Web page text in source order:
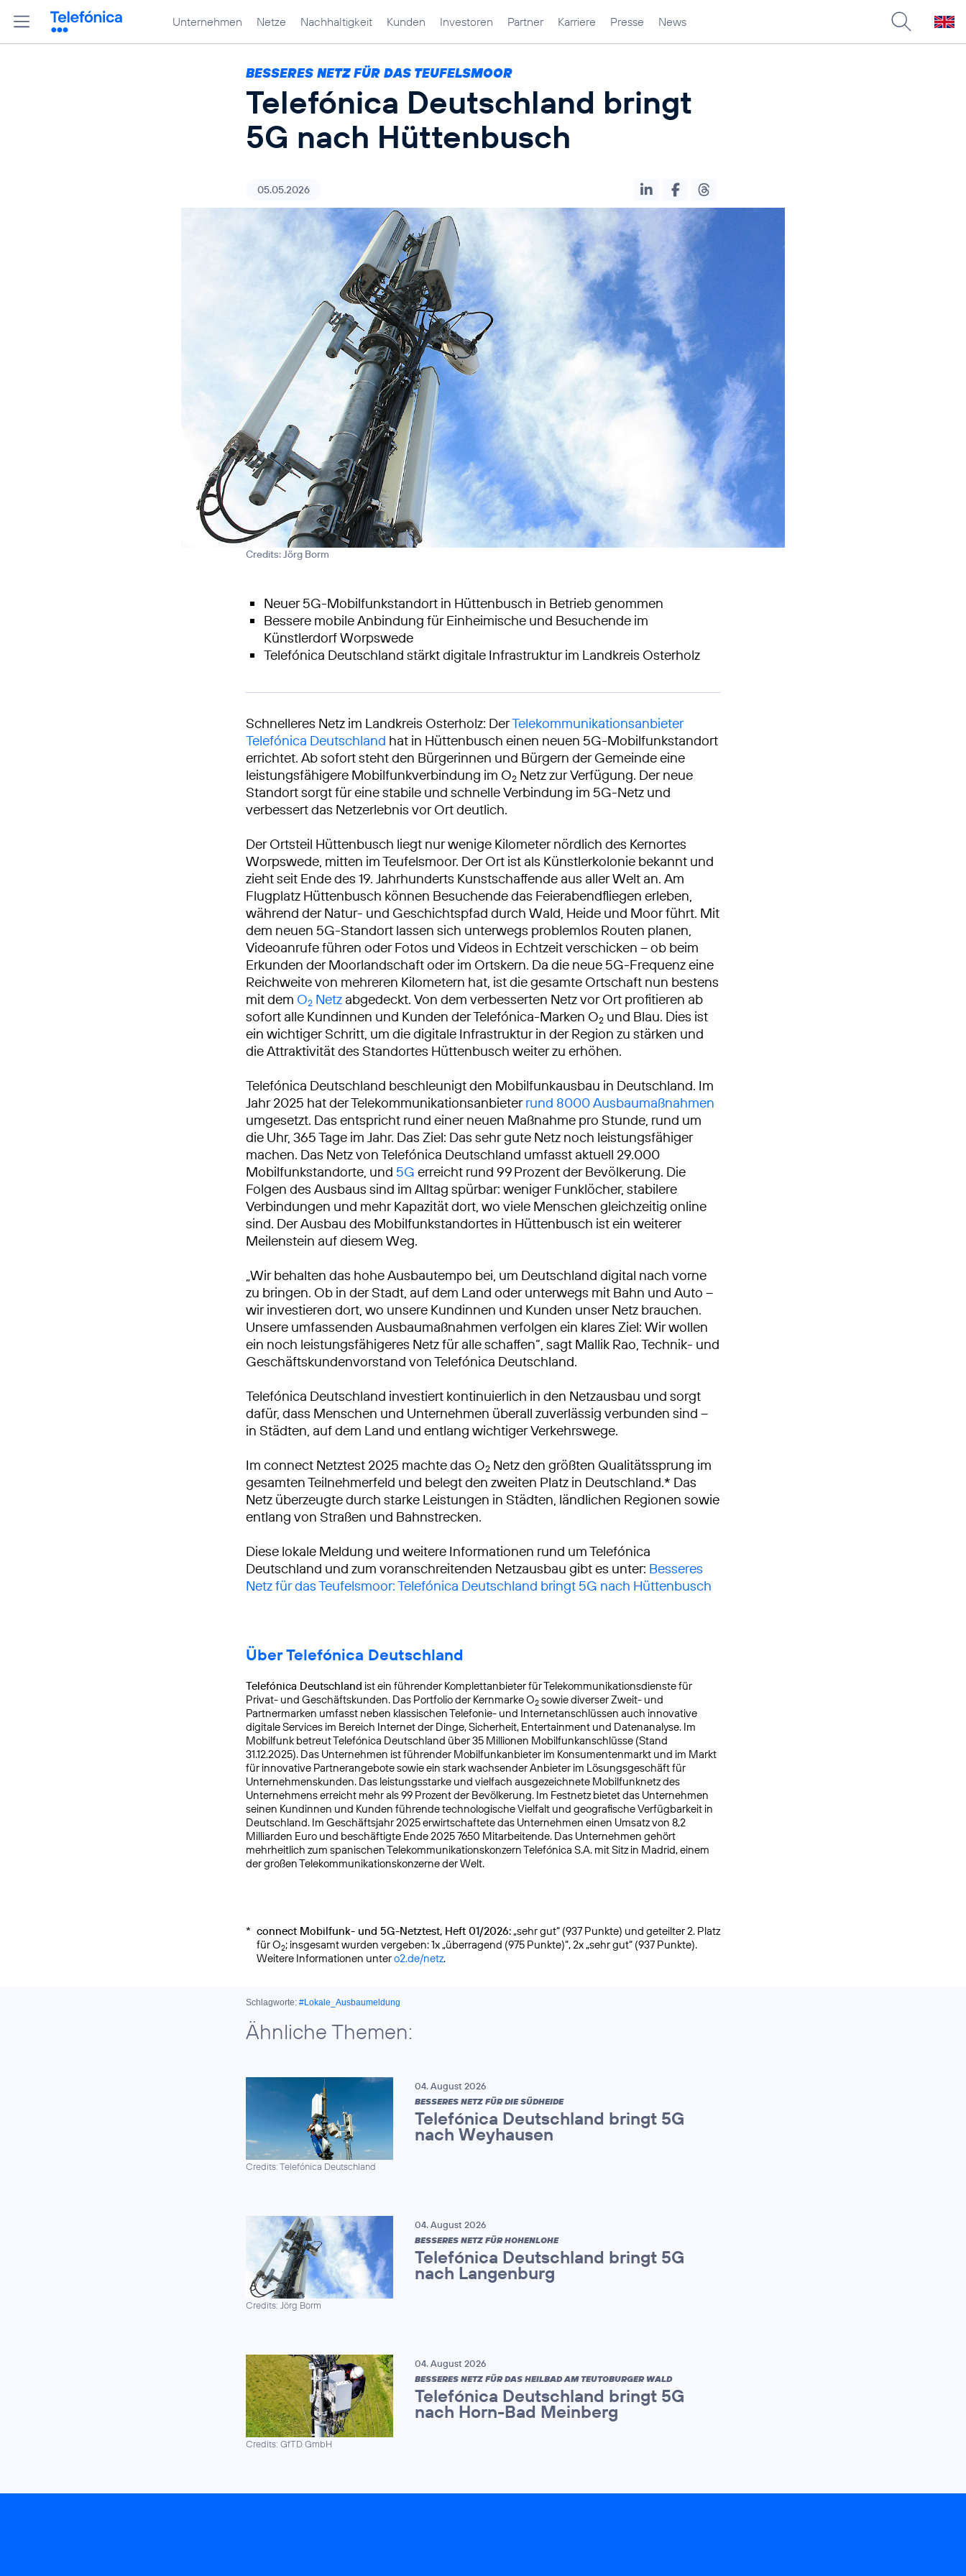
Unternehmen Netze Nachhaltigkeit Kunden Investoren Partner Karriere Presse News
BESSERES NETZ FÜR DAS TEUFELSMOOR
Telefónica Deutschland bringt
5G nach Hüttenbusch
05.05.2026
Credits: Jörg Borm
Neuer 5G-Mobilfunkstandort in Hüttenbusch in Betrieb genommen
Bessere mobile Anbindung für Einheimische und Besuchende im
Künstlerdorf Worpswede
Telefónica Deutschland stärkt digitale Infrastruktur im Landkreis Osterholz
Schnelleres Netz im Landkreis Osterholz: DerTelekommunikationsanbieter
Telefónica Deutschland hat in Hüttenbusch einen neuen 5G-Mobilfunkstandort
errichtet. Ab sofort steht den Bürgerinnen und Bürgern der Gemeinde eine
leistungsfähigere Mobilfunkverbindung im O2 Netz zur Verfügung. Der neue
Standort sorgt für eine stabile und schnelle Verbindung im 5G-Netz und
verbessert das Netzerlebnis vor Ort deutlich.
Der Ortsteil Hüttenbusch liegt nur wenige Kilometer nördlich des Kernortes
Worpswede, mitten im Teufelsmoor. Der Ort ist als Künstlerkolonie bekannt und
zieht seit Ende des 19. Jahrhunderts Kunstschaffende aus aller Welt an. Am
Flugplatz Hüttenbusch können Besuchende das Feierabendfliegen erleben,
während der Natur- und Geschichtspfad durch Wald, Heide und Moor führt. Mit
dem neuen 5G-Standort lassen sich unterwegs problemlos Routen planen,
Videoanrufe führen oder Fotos und Videos in Echtzeit verschicken – ob beim
Erkunden der Moorlandschaft oder im Ortskern. Da die neue 5G-Frequenz eine
Reichweite von mehreren Kilometern hat, ist die gesamte Ortschaft nun bestens
mit dem O2 Netz abgedeckt. Von dem verbesserten Netz vor Ort profitieren ab
sofort alle Kundinnen und Kunden der Telefónica-Marken O2 und Blau. Dies ist
ein wichtiger Schritt, um die digitale Infrastruktur in der Region zu stärken und
die Attraktivität des Standortes Hüttenbusch weiter zu erhöhen.
Telefónica Deutschland beschleunigt den Mobilfunkausbau in Deutschland. Im
Jahr 2025 hat der Telekommunikationsanbieterrund 8000 Ausbaumaßnahmen
umgesetzt. Das entspricht rund einer neuen Maßnahme pro Stunde, rund um
die Uhr, 365 Tage im Jahr. Das Ziel: Das sehr gute Netz noch leistungsfähiger
machen. Das Netz von Telefónica Deutschland umfasst aktuell 29.000
Mobilfunkstandorte, und 5G erreicht rund 99 Prozent der Bevölkerung. Die
Folgen des Ausbaus sind im Alltag spürbar: weniger Funklöcher, stabilere
Verbindungen und mehr Kapazität dort, wo viele Menschen gleichzeitig online
sind. Der Ausbau des Mobilfunkstandortes in Hüttenbusch ist ein weiterer
Meilenstein auf diesem Weg.
„Wir behalten das hohe Ausbautempo bei, um Deutschland digital nach vorne
zu bringen. Ob in der Stadt, auf dem Land oder unterwegs mit Bahn und Auto –
wir investieren dort, wo unsere Kundinnen und Kunden unser Netz brauchen.
Unsere umfassenden Ausbaumaßnahmen verfolgen ein klares Ziel: Wir wollen
ein noch leistungsfähigeres Netz für alle schaffen“, sagt Mallik Rao, Technik- und
Geschäftskundenvorstand von Telefónica Deutschland.
Telefónica Deutschland investiert kontinuierlich in den Netzausbau und sorgt
dafür, dass Menschen und Unternehmen überall zuverlässig verbunden sind –
in Städten, auf dem Land und entlang wichtiger Verkehrswege.
Im connect Netztest 2025 machte das O2 Netz den größten Qualitätssprung im
gesamten Teilnehmerfeld und belegt den zweiten Platz in Deutschland.* Das
Netz überzeugte durch starke Leistungen in Städten, ländlichen Regionen sowie
entlang von Straßen und Bahnstrecken.
Diese lokale Meldung und weitere Informationen rund um Telefónica
Deutschland und zum voranschreitenden Netzausbau gibt es unter: Besseres
Netz für das Teufelsmoor: Telefónica Deutschland bringt 5G nach Hüttenbusch
Über Telefónica Deutschland
Telefónica Deutschland ist ein führender Komplettanbieter für Telekommunikationsdienste für
Privat- und Geschäftskunden. Das Portfolio der Kernmarke O2 sowie diverser Zweit- und
Partnermarken umfasst neben klassischen Telefonie- und Internetanschlüssen auch innovative
digitale Services im Bereich Internet der Dinge, Sicherheit, Entertainment und Datenanalyse. Im
Mobilfunk betreut Telefónica Deutschland über 35 Millionen Mobilfunkanschlüsse (Stand
31.12.2025). Das Unternehmen ist führender Mobilfunkanbieter im Konsumentenmarkt und im Markt
für innovative Partnerangebote sowie ein stark wachsender Anbieter im Lösungsgeschäft für
Unternehmenskunden. Das leistungsstarke und vielfach ausgezeichnete Mobilfunknetz des
Unternehmens erreicht mehr als 99 Prozent der Bevölkerung. Im Festnetz bietet das Unternehmen
seinen Kundinnen und Kunden führende technologische Vielfalt und geografische Verfügbarkeit in
Deutschland. Im Geschäftsjahr 2025 erwirtschaftete das Unternehmen einen Umsatz von 8,2
Milliarden Euro und beschäftigte Ende 2025 7650 Mitarbeitende. Das Unternehmen gehört
mehrheitlich zum spanischen Telekommunikationskonzern Telefónica S.A. mit Sitz in Madrid, einem
der großen Telekommunikationskonzerne der Welt.
* connect Mobilfunk- und 5G-Netztest, Heft 01/2026: „sehr gut“ (937 Punkte) und geteilter 2. Platz
für O2; insgesamt wurden vergeben: 1x „überragend (975 Punkte)“, 2x „sehr gut“ (937 Punkte).
Weitere Informationen untero2.de/netz.
Schlagworte: #Lokale_Ausbaumeldung
Ähnliche Themen:
Credits: Telefónica Deutschland
04. August 2026
BESSERES NETZ FÜR DIE SÜDHEIDE
Telefónica Deutschland bringt 5G
nach Weyhausen
Credits: Jörg Borm
04. August 2026
BESSERES NETZ FÜR HOHENLOHE
Telefónica Deutschland bringt 5G
nach Langenburg
Credits: GfTD GmbH
04. August 2026
BESSERES NETZ FÜR DAS HEILBAD AM TEUTOBURGER WALD
Telefónica Deutschland bringt 5G
nach Horn-Bad Meinberg